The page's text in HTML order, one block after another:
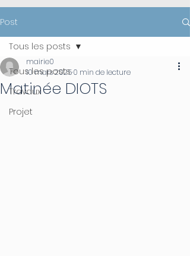
Post
Tous les posts
Travaux
Projet
Tous les posts
Matinée DIOTS
mairie0
10 mars 20250 min de lecture